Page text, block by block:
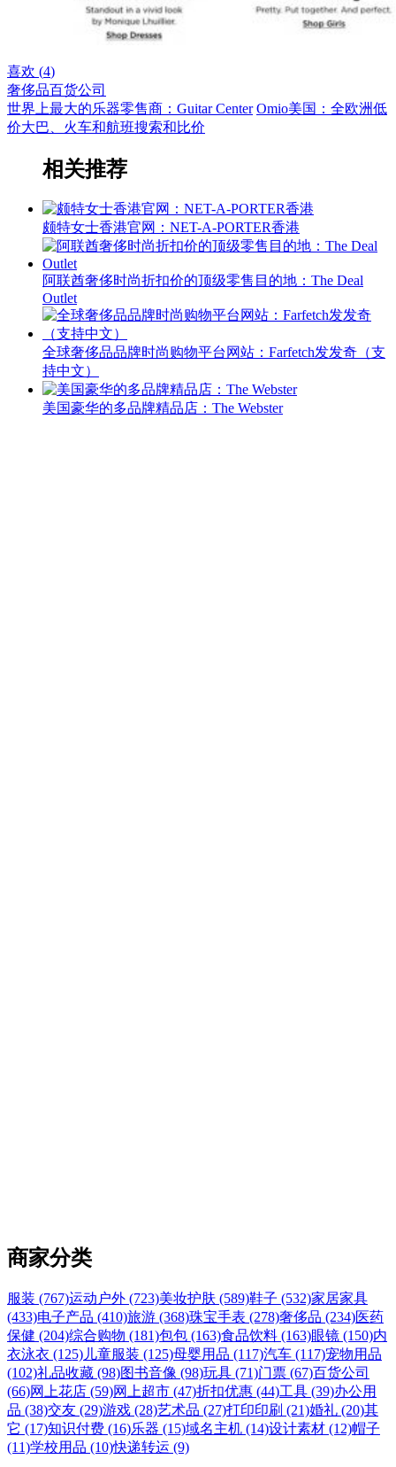
喜欢 (4)
奢侈品百货公司
世界上最大的乐器零售商：Guitar Center Omio美国：全欧洲低
价大巴、火车和航班搜索和比价
相关推荐
颇特女士香港官网：NET-A-PORTER香港
阿联酋奢侈时尚折扣价的顶级零售目的地：The Deal
Outlet
全球奢侈品品牌时尚购物平台网站：Farfetch发发奇（支
持中文）
美国豪华的多品牌精品店：The Webster
商家分类
服装 (767)运动户外 (723)美妆护肤 (589)鞋子 (532)家居家具
(433)电子产品 (410)旅游 (368)珠宝手表 (278)奢侈品 (234)医药
保健 (204)综合购物 (181)包包 (163)食品饮料 (163)眼镜 (150)内
衣泳衣 (125) 儿童服装 (125)母婴用品 (117)汽车 (117)宠物用品
(102)礼品收藏 (98)图书音像 (98)玩具 (71)门票 (67)百货公司
(66)网上花店 (59)网上超市 (47)折扣优惠 (44)工具 (39)办公用
品 (38)交友 (29)游戏 (28)艺术品 (27)打印印刷 (21)婚礼 (20)其
它 (17)知识付费 (16)乐器 (15)域名主机 (14)设计素材 (12)帽子
(11)学校用品 (10)快递转运 (9)